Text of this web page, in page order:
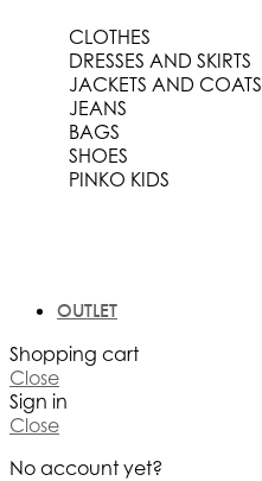
CLOTHES
DRESSES AND SKIRTS
JACKETS AND COATS
JEANS
BAGS
SHOES
PINKO KIDS
OUTLET
Shopping cart
Close
Sign in
Close
No account yet?